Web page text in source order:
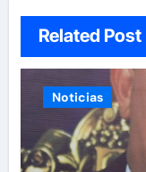
Related Post
Noticias